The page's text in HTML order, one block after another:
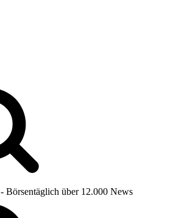
- Börsentäglich über 12.000 News